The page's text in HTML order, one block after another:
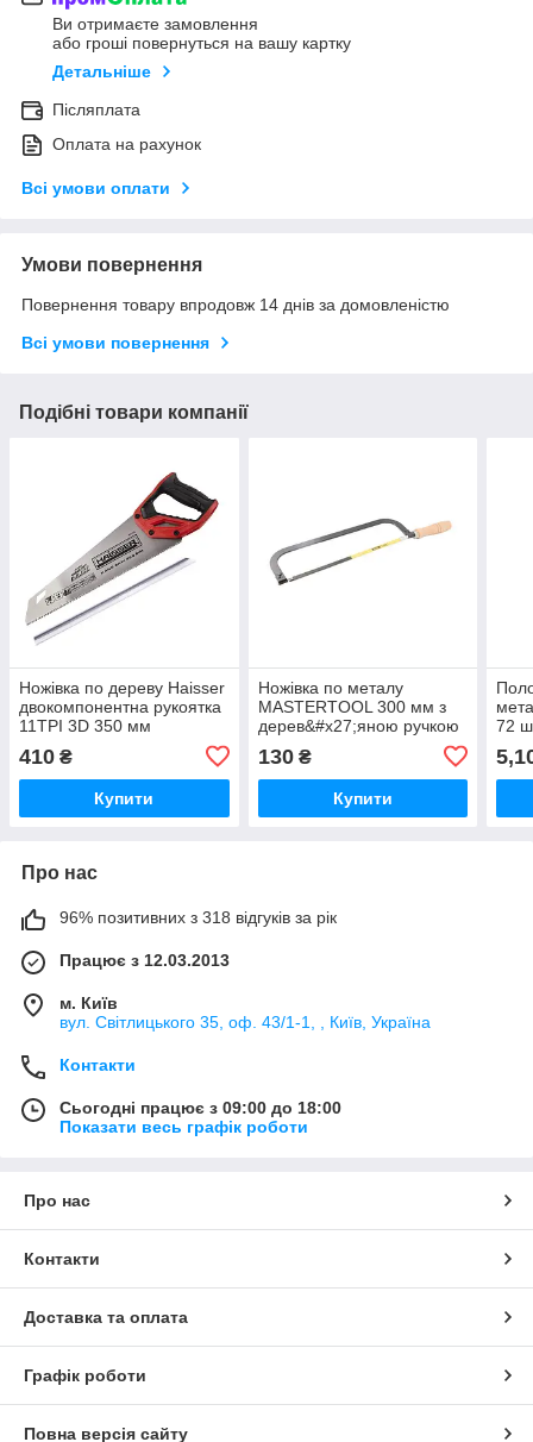
Ви отримаєте замовлення
або гроші повернуться на вашу картку
Детальніше
Післяплата
Оплата на рахунок
Всі умови оплати
Умови повернення
Повернення товару впродовж 14 днів за домовленістю
Всі умови повернення
Подібні товари компанії
Ножівка по дереву Haisser
двокомпонентна рукоятка
11TPI 3D 350 мм
410 ₴
Купити
Ножівка по металу
MASTERTOOL 300 мм з
дерев&#x27;яною ручкою
130₴
Купити
72
Про нас
96% позитивних з 318 відгуків за рік
Працює з 12.03.2013
м. Київ
вул. Світлицького 35, оф. 43/1-1, , Київ, Україна
Контакти
Сьогодні працює з 09:00 до 18:00
Показати весь графік роботи
Про нас
Контакти
Доставка та оплата
Графік роботи
Повна версія сайту